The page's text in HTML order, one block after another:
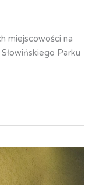
miejscowości na
Parku